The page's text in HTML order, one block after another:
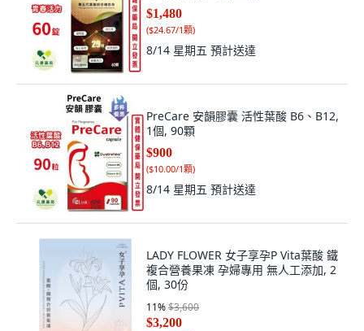
$1,480
($24.67/1顆)
8/14 星期五 預計送達
PreCare 安韻膠囊 活性葉酸 B6、B12,
1個, 90顆
$900
($10.00/1顆)
8/14 星期五 預計送達
LADY FLOWER 女子享孕P Vita葉酸 鐵
複合營養果凍 孕婦專用 無人工添加, 2
個, 30份
11%$3,600
$3,200